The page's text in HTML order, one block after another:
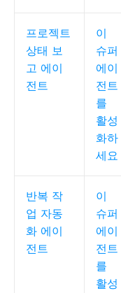
프로젝트
상태 보
고 에이
전트
이
슈퍼
에이
전트
를
활성
화하
세요
반복 작
업 자동
화 에이
전트
이
슈퍼
에이
전트
를
활성